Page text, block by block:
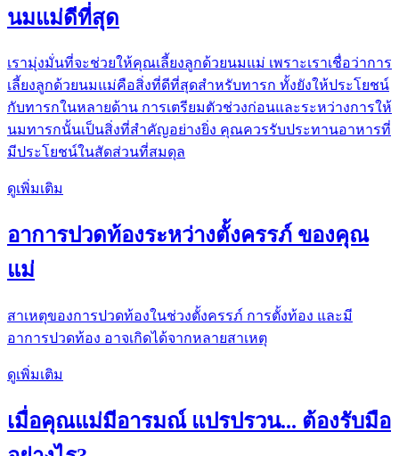
นมแม่ดีที่สุด
เรามุ่งมั่นที่จะช่วยให้คุณเลี้ยงลูกด้วยนมแม่ เพราะเราเชื่อว่าการ
เลี้ยงลูกด้วยนมแม่คือสิ่งที่ดีที่สุดสำหรับทารก ทั้งยังให้ประโยชน์
กับทารกในหลายด้าน การเตรียมตัวช่วงก่อนและระหว่างการให้
นมทารกนั้นเป็นสิ่งที่สำคัญอย่างยิ่ง คุณควรรับประทานอาหารที่
มีประโยชน์ในสัดส่วนที่สมดุล
ดูเพิ่มเติม
อาการปวดท้องระหว่างตั้งครรภ์ ของคุณ
แม่
สาเหตุของการปวดท้องในช่วงตั้งครรภ์ การตั้งท้อง และมี
อาการปวดท้อง อาจเกิดได้จากหลายสาเหตุ
ดูเพิ่มเติม
เมื่อคุณแม่มีอารมณ์ แปรปรวน... ต้องรับมือ